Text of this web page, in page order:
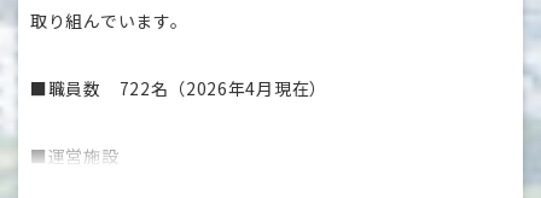
・グループ全職員数700名以上、在宅事業部所属は160名以
・平均年齢 42歳
場有り）
取り組んでいます。
■職員数 722名（2026年4月現在）
■運営施設